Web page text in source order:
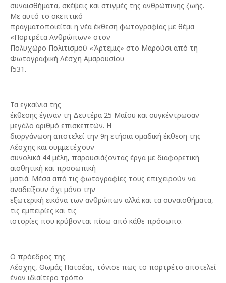
συναισθήματα, σκέψεις και στιγμές της ανθρώπινης ζωής.
Με αυτό το σκεπτικό
πραγματοποιείται η νέα έκθεση φωτογραφίας με θέμα
«Πορτρέτα Ανθρώπων» στον
Πολυχώρο Πολιτισμού «Άρτεμις» στο Μαρούσι από τη
Φωτογραφική Λέσχη Αμαρουσίου
f531.
Τα εγκαίνια της
έκθεσης έγιναν τη Δευτέρα 25 Μαΐου και συγκέντρωσαν
μεγάλο αριθμό επισκεπτών. Η
διοργάνωση αποτελεί την 9η ετήσια ομαδική έκθεση της
Λέσχης και συμμετέχουν
συνολικά 44 μέλη, παρουσιάζοντας έργα με διαφορετική
αισθητική και προσωπική
ματιά. Μέσα από τις φωτογραφίες τους επιχειρούν να
αναδείξουν όχι μόνο την
εξωτερική εικόνα των ανθρώπων αλλά και τα συναισθήματα,
τις εμπειρίες και τις
ιστορίες που κρύβονται πίσω από κάθε πρόσωπο.
Ο πρόεδρος της
Λέσχης, Θωμάς Πατσέας, τόνισε πως το πορτρέτο αποτελεί
έναν ιδιαίτερο τρόπο